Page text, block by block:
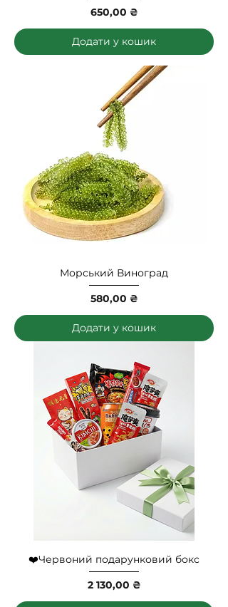
Ціна
650,00 ₴
Додати у кошик
Морський Виноград
Ціна
580,00 ₴
Додати у кошик
❤️Червоний подарунковий бокс
Ціна
2 130,00 ₴